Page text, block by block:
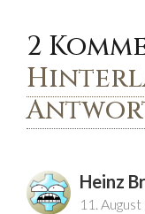
2
Heinz
11.